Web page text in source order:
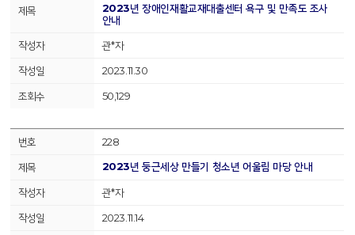
2023년 장애인재활교재대출센터 욕구 및 만족도 조사
안내
관*자
2023.11.30
50,129
228
2023년 둥근세상 만들기 청소년 어울림 마당 안내
관*자
2023.11.14